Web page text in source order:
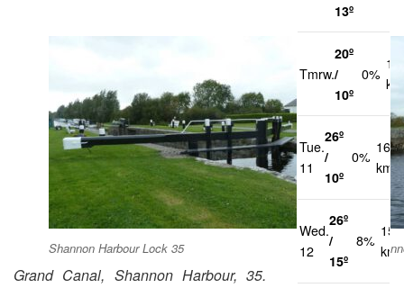
Shannon Harbour Lock 35
Grand Canal, Shannon Harbour, 35.
13º
Tmrw.
20º
/
10º
0%
13
Tue.
11
26º
/
10º
0%
16
km/h
Wed.
12
26º
/
15º
8%
15